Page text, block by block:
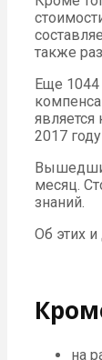
также
Еще 1044
2017
месяц.
знаний.
Об этих и
на